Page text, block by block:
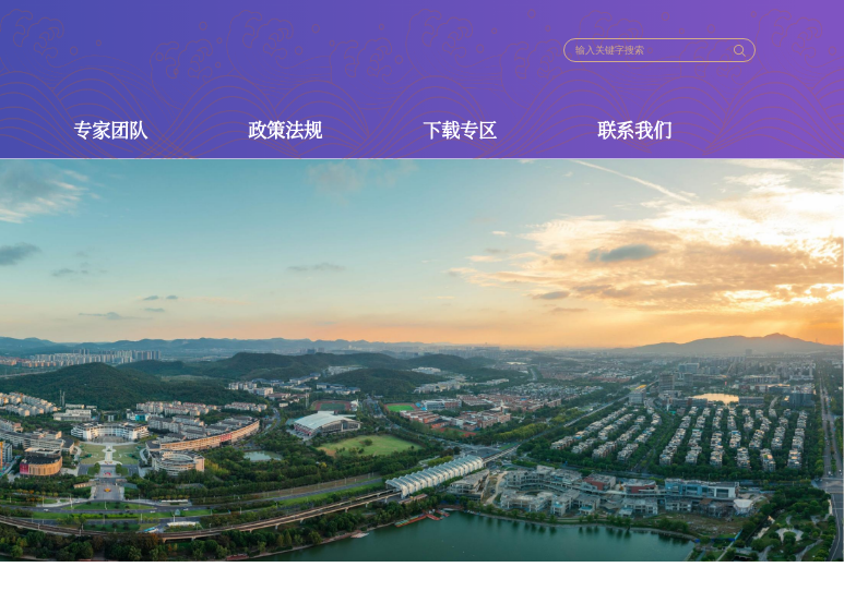
专家团队 政策法规 下载专区 联系我们
专家团队 政策法规 下载专区 联系我们